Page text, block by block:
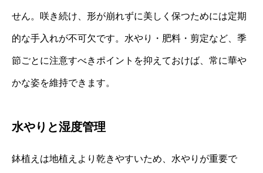
せん。咲き続け、形が崩れずに美しく保つためには定期
的な手入れが不可欠です。水やり・肥料・剪定など、季
節ごとに注意すべきポイントを抑えておけば、常に華や
かな姿を維持できます。
水やりと湿度管理
鉢植えは地植えより乾きやすいため、水やりが重要で